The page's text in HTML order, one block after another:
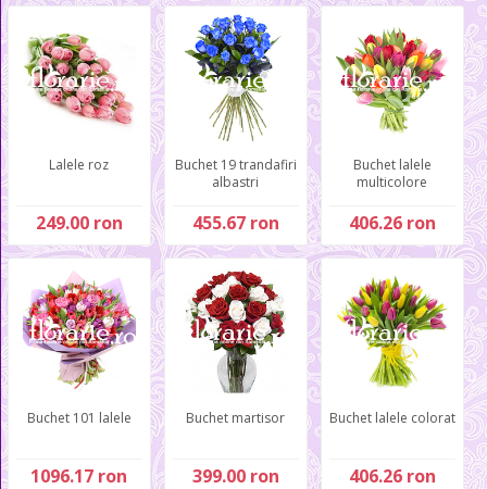
Lalele roz
249.00 ron
Buchet 19 trandafiri
albastri
455.67 ron
Buchet lalele
multicolore
406.26 ron
Buchet 101 lalele
1096.17 ron
Buchet martisor
399.00 ron
Buchet lalele colorat
406.26 ron